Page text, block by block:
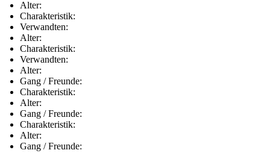
Alter:
Charakteristik:
Verwandten:
Alter:
Charakteristik:
Verwandten:
Alter:
Gang / Freunde:
Charakteristik:
Alter:
Gang / Freunde:
Charakteristik:
Alter:
Gang / Freunde: